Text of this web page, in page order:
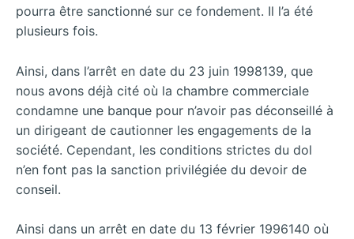
pourra être sanctionné sur ce fondement. Il l’a été
plusieurs fois.
Ainsi, dans l’arrêt en date du 23 juin 1998139, que
nous avons déjà cité où la chambre commerciale
condamne une banque pour n’avoir pas déconseillé à
un dirigeant de cautionner les engagements de la
société. Cependant, les conditions strictes du dol
n’en font pas la sanction privilégiée du devoir de
conseil.
Ainsi dans un arrêt en date du 13 février 1996140 où